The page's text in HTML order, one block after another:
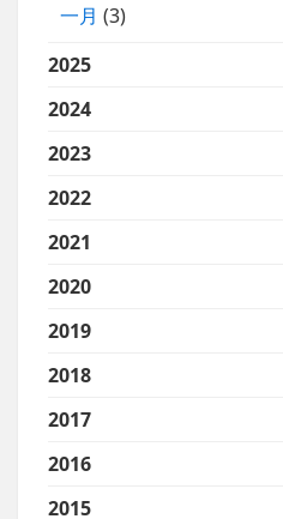
一月 (3)
2025
2024
2023
2022
2021
2020
2019
2018
2017
2016
2015